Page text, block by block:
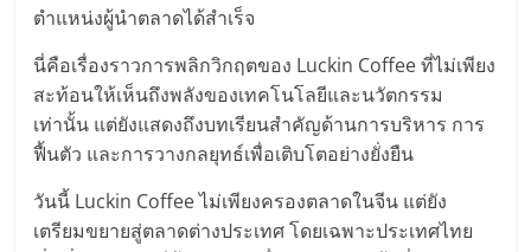
ไทย,
SMEs,
แฟ
ตำแหน่งผู้นำตลาดได้สำเร็จ
นี่คือเรื่องราวการพลิกวิกฤตของ Luckin Coffee ที่ไม่เพียง
สะท้อนให้เห็นถึงพลังของเทคโนโลยีและนวัตกรรม
เท่านั้น แต่ยังแสดงถึงบทเรียนสำคัญด้านการบริหาร การ
ฟื้นตัว และการวางกลยุทธ์เพื่อเติบโตอย่างยั่งยืน
วันนี้ Luckin Coffee ไม่เพียงครองตลาดในจีน แต่ยัง
เตรียมขยายสู่ตลาดต่างประเทศ โดยเฉพาะประเทศไทย